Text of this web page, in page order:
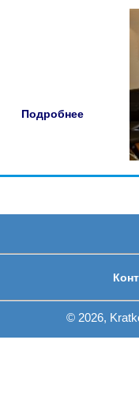
Подробнее
© 2026,